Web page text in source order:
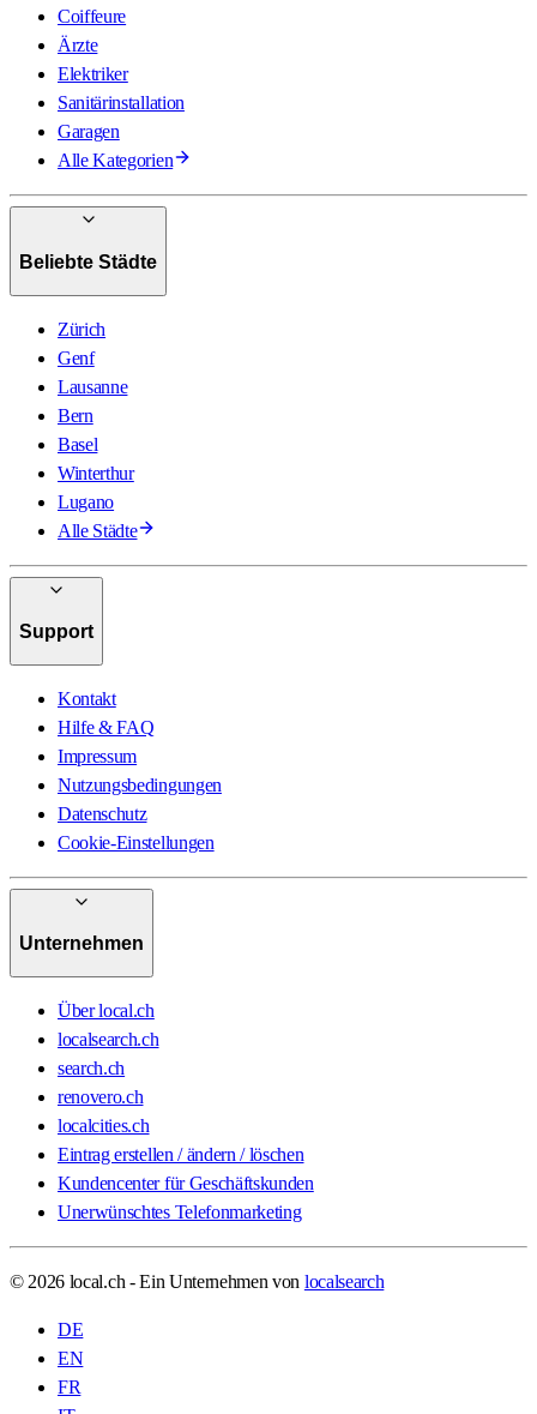
Coiffeure
Ärzte
Elektriker
Sanitärinstallation
Garagen
Alle Kategorien
Beliebte Städte
Zürich
Genf
Lausanne
Bern
Basel
Winterthur
Lugano
Alle Städte
Support
Kontakt
Hilfe & FAQ
Impressum
Nutzungsbedingungen
Datenschutz
Cookie-Einstellungen
Unternehmen
Über local.ch
localsearch.ch
search.ch
renovero.ch
localcities.ch
Eintrag erstellen / ändern / löschen
Kundencenter für Geschäftskunden
Unerwünschtes Telefonmarketing
© 2026 local.ch - Ein Unternehmen von localsearch
DE
EN
FR